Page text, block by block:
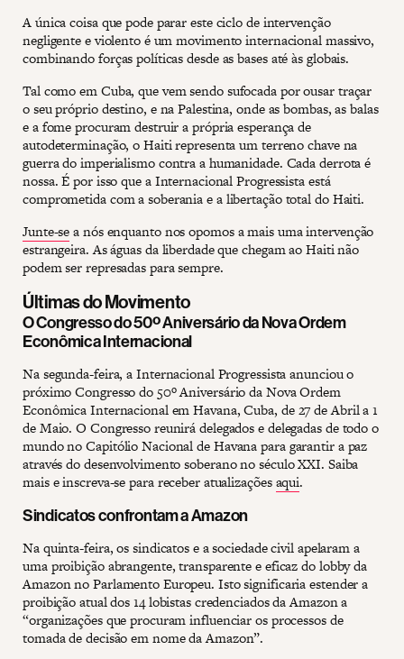
A única coisa que pode parar este ciclo de intervenção
negligente e violento é um movimento internacional massivo,
combinando forças políticas desde as bases até às globais.
Tal como em Cuba, que vem sendo sufocada por ousar traçar
o seu próprio destino, e na Palestina, onde as bombas, as balas
e a fome procuram destruir a própria esperança de
autodeterminação, o Haiti representa um terreno chave na
guerra do imperialismo contra a humanidade. Cada derrota é
nossa. É por isso que a Internacional Progressista está
comprometida com a soberania e a libertação total do Haiti.
Junte-sea nós enquanto nos opomos a mais uma intervenção
estrangeira. As águas da liberdade que chegam ao Haiti não
podem ser represadas para sempre.
Últimas do Movimento
O Congresso do 50º Aniversário da Nova Ordem
Econômica Internacional
Na segunda-feira, a Internacional Progressista anunciou o
próximo Congresso do 50º Aniversário da Nova Ordem
Econômica Internacional em Havana, Cuba, de 27 de Abril a 1
de Maio. O Congresso reunirá delegados e delegadas de todo o
mundo no Capitólio Nacional de Havana para garantir a paz
através do desenvolvimento soberano no século XXI. Saiba
mais e inscreva-se para receber atualizaçõesaqui.
Sindicatos confrontam a Amazon
Na quinta-feira, os sindicatos e a sociedade civil apelaram a
uma proibição abrangente, transparente e eficaz do lobby da
Amazon no Parlamento Europeu. Isto significaria estender a
proibição atual dos 14 lobistas credenciados da Amazon a
“organizações que procuram influenciar os processos de
tomada de decisão em nome da Amazon”.